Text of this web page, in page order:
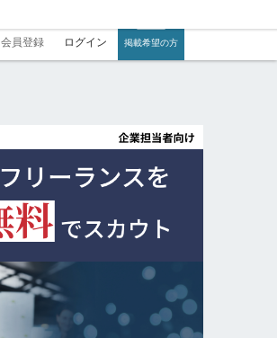
会員登録 ログイン 掲載希望の方